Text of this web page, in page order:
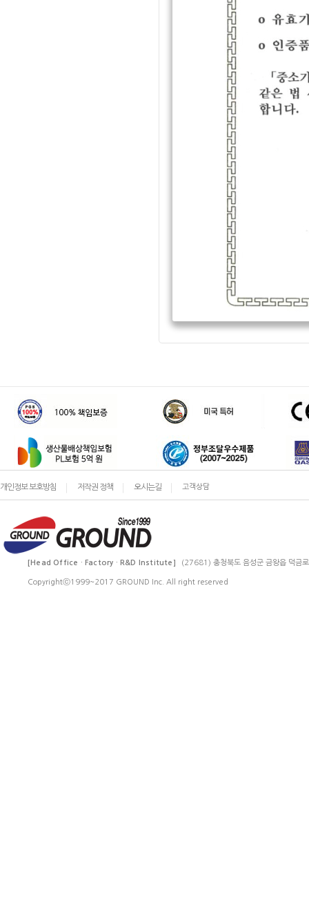
개인정보 보호방침 저작권 정책 오시는길 고객상담
[Head Office · Factory · R&D Institute] (27681) 충청북도 음성군 금왕읍 덕금
Copyrightⓒ1999~2017 GROUND Inc. All right reserved